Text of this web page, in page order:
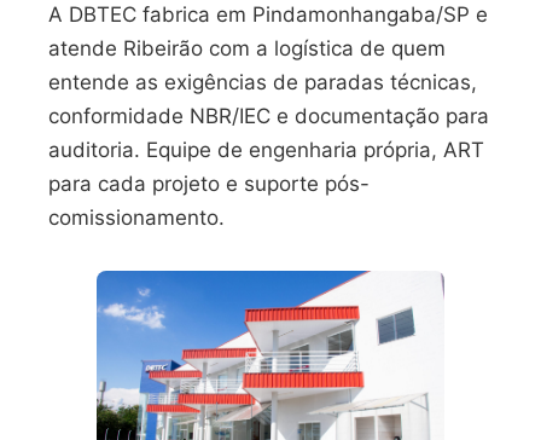
A DBTEC fabrica em Pindamonhangaba/SP e
atende Ribeirão com a logística de quem
entende as exigências de paradas técnicas,
conformidade NBR/IEC e documentação para
auditoria. Equipe de engenharia própria, ART
para cada projeto e suporte pós-
comissionamento.